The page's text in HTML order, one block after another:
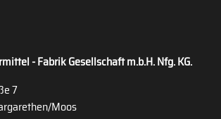
- Fabrik Gesellschaft m.b.H. Nfg. KG.
7
Moos